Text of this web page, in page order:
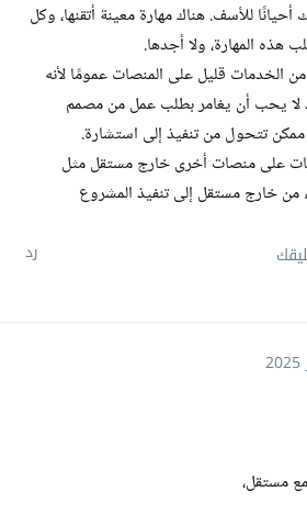
أحيانًا للأسف. هناك مهارة معينة أتقنها، وكل
المهارة، ولا أجدها.
الخدمات قليل على المنصات عمومًا لأنه
لا يحب أن يغامر بطلب عمل من مصمم
تتحول من تنفيذ إلى استشارة.
على منصات أخرى خارج مستقل مثل
من خارج مستقل إلى تنفيذ المشروع
رد
مستقل،